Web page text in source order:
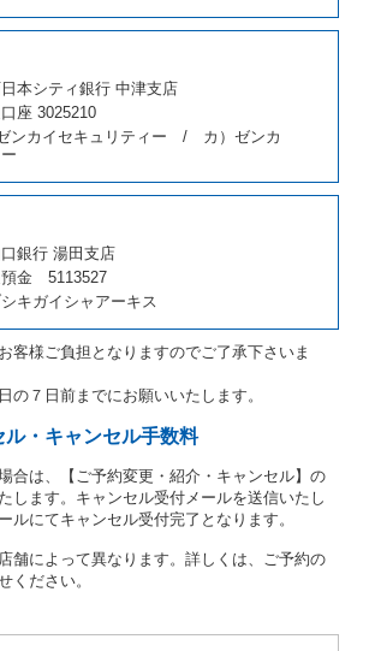
予約を取り消すことができるものとしま
第１項の貸渡しをすることができない原
責に帰する事由によるときには第４条第
取消しとして取り扱い、当社は受領済の
返還するものとします。
、第１項の貸渡しをすることができない
約の取消しとして取り扱い、当社は受領済
を返還するものとします。
）
人は、予約が取り消され、又は貸渡契約
かったことについて、第４条及び第５条
合を除き、相互に何らの請求をしないもの
貸 渡 し
契約の締結）
２条第１項に定める借受条件を明示し、当
款、料金表等により貸渡条件を明示して、
結するものとします。ただし、貸し渡す
るレンタカーがない場合又は借受人若しく
第８条第１項若しくは第２項各号のいずれ
場合を除きます。
貸渡料金を支払うものとします。
本シティ銀行 中津支店
座 3025210
ンカイセキュリティー / カ）ゼンカ
銀行 湯田支店
預金 5113527
キガイシャアーキス
客様ご負担となりますのでご了承下さいま
の７日前までにお願いいたします。
ル・キャンセル手数料
合は、【ご予約変更・紹介・キャンセル】の
します。キャンセル受付メールを送信いたし
ルにてキャンセル受付完了となります。
舗によって異なります。詳しくは、ご予約の
ください。